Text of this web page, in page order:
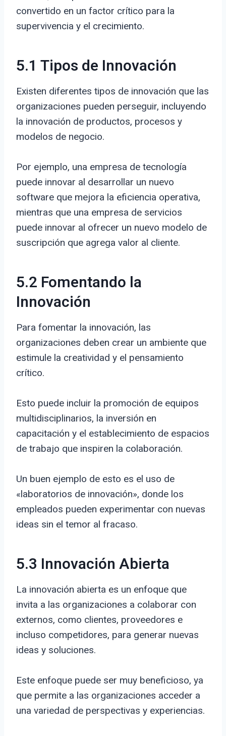
convertido en un factor crítico para la
supervivencia y el crecimiento.
5.1 Tipos de Innovación
Existen diferentes tipos de innovación que las
organizaciones pueden perseguir, incluyendo
la innovación de productos, procesos y
modelos de negocio.
Por ejemplo, una empresa de tecnología
puede innovar al desarrollar un nuevo
software que mejora la eficiencia operativa,
mientras que una empresa de servicios
puede innovar al ofrecer un nuevo modelo de
suscripción que agrega valor al cliente.
5.2 Fomentando la
Innovación
Para fomentar la innovación, las
organizaciones deben crear un ambiente que
estimule la creatividad y el pensamiento
crítico.
Esto puede incluir la promoción de equipos
multidisciplinarios, la inversión en
capacitación y el establecimiento de espacios
de trabajo que inspiren la colaboración.
Un buen ejemplo de esto es el uso de
«laboratorios de innovación», donde los
empleados pueden experimentar con nuevas
ideas sin el temor al fracaso.
5.3 Innovación Abierta
La innovación abierta es un enfoque que
invita a las organizaciones a colaborar con
externos, como clientes, proveedores e
incluso competidores, para generar nuevas
ideas y soluciones.
Este enfoque puede ser muy beneficioso, ya
que permite a las organizaciones acceder a
una variedad de perspectivas y experiencias.